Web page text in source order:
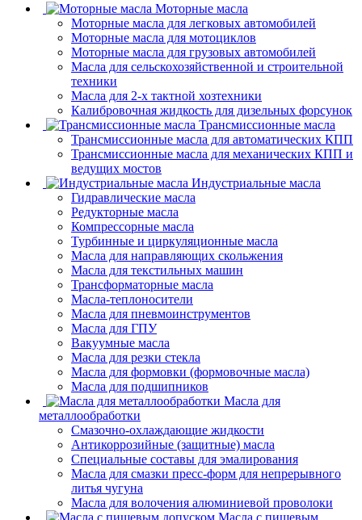
Моторные масла
Моторные масла для легковых автомобилей
Моторные масла для мотоциклов
Моторные масла для грузовых автомобилей
Масла для сельскохозяйственной и строительной
техники
Масла для 2-х тактной хозтехники
Калибровочная жидкость для дизельных форсунок
Трансмиссионные масла
Трансмиссионные масла для автоматических КПП
Трансмиссионные масла для механических КПП и
ведущих мостов
Индустриальные масла
Гидравлические масла
Редукторные масла
Компрессорные масла
Турбинные и циркуляционные масла
Масла для направляющих скольжения
Масла для текстильных машин
Трансформаторные масла
Масла-теплоносители
Масла для пневмоинструментов
Масла для ГПУ
Вакуумные масла
Масла для резки стекла
Масла для формовки (формовочные масла)
Масла для подшипников
Масла для
металлообработки
Смазочно-охлаждающие жидкости
Антикоррозийные (защитные) масла
Специальные составы для эмалирования
Масла для смазки пресс-форм для непрерывного
литья чугуна
Масла для волочения алюминиевой проволоки
Масла с пищевым